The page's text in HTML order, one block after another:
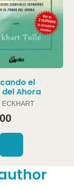
el
del Ahora